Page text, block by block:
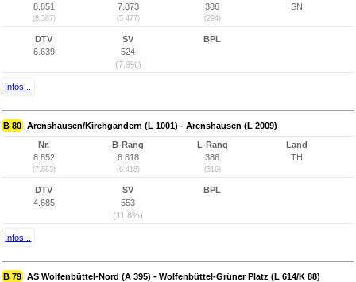
8.851
(8.587)
7.873
(5.477)
386
(294)
SN
DTV
6.639
SV
524
(7,9%)
BPL
Infos...
B 80 Arenshausen/Kirchgandern (L 1001) - Arenshausen (L 2009)
Nr.
8.852
(7.885)
B-Rang
8.818
(6.418)
L-Rang
386
(316)
Land
TH
DTV
4.685
SV
553
(11,8%)
BPL
Infos...
B 79 AS Wolfenbüttel-Nord (A 395) - Wolfenbüttel-Grüner Platz (L 614/K 88)